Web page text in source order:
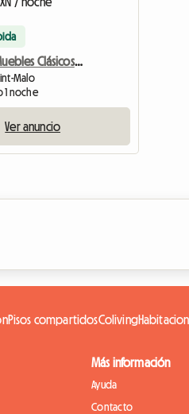
Alquiler De Muebles Clásicos A Corto Plazo
Malo
1 noche
Ver anuncio
Pisos compartidosColiving
Más información
Ayuda
Contacto